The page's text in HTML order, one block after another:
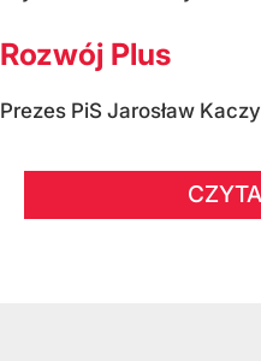
Rozwój Plus
Prezes PiS Jarosław